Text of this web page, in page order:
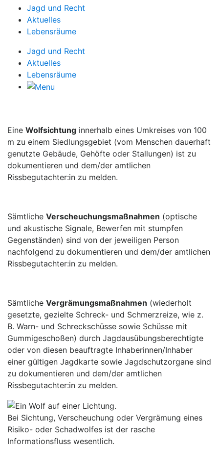
Jagd und Recht
Aktuelles
Lebensräume
Jagd und Recht
Aktuelles
Lebensräume
Eine Wolfsichtung innerhalb eines Umkreises von 100
m zu einem Siedlungsgebiet (vom Menschen dauerhaft
genutzte Gebäude, Gehöfte oder Stallungen) ist zu
dokumentieren und dem/der amtlichen
Rissbegutachter:in zu melden.
Sämtliche Verscheuchungsmaßnahmen (optische
und akustische Signale, Bewerfen mit stumpfen
Gegenständen) sind von der jeweiligen Person
nachfolgend zu dokumentieren und dem/der amtlichen
Rissbegutachter:in zu melden.
Sämtliche Vergrämungsmaßnahmen (wiederholt
gesetzte, gezielte Schreck- und Schmerzreize, wie z.
B. Warn- und Schreckschüsse sowie Schüsse mit
Gummigeschoßen) durch Jagdausübungsberechtigte
oder von diesen beauftragte Inhaberinnen/Inhaber
einer gültigen Jagdkarte sowie Jagdschutzorgane sind
zu dokumentieren und dem/der amtlichen
Rissbegutachter:in zu melden.
Bei Sichtung, Verscheuchung oder Vergrämung eines
Risiko- oder Schadwolfes ist der rasche
Informationsfluss wesentlich.